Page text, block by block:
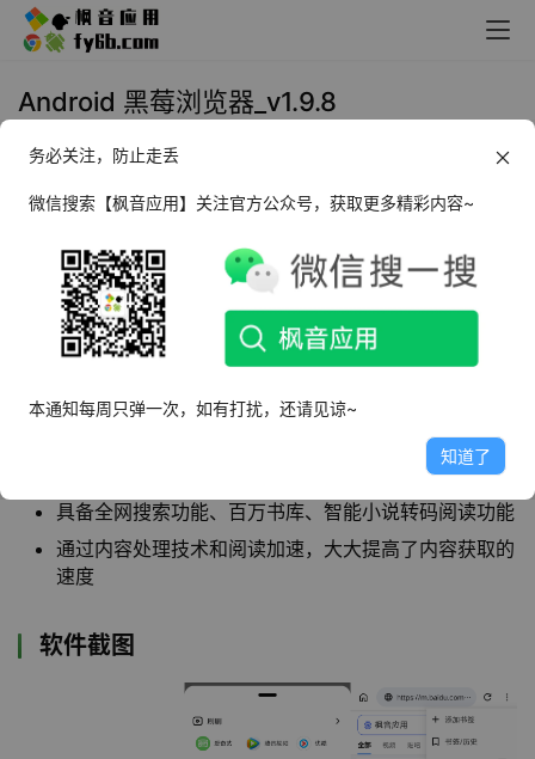
Android 黑莓浏览器_v1.9.8
2023年7月4日 11:15 浏览器
浏览器内核，为用户提供全方位的娱乐体验，各
类影视频道、娱乐休闲、阅读等等一应俱全。
软件特点
支持图书收藏、缓存、书签收藏、自动记忆阅读位置等
具备全网搜索功能、百万书库、智能小说转码阅读功能
通过内容处理技术和阅读加速，大大提高了内容获取的
速度
软件截图
务必关注，防止走丢
微信搜索【枫音应用】关注官方公众号，获取更多精彩内容~
本通知每周只弹一次，如有打扰，还请见谅~
知道了